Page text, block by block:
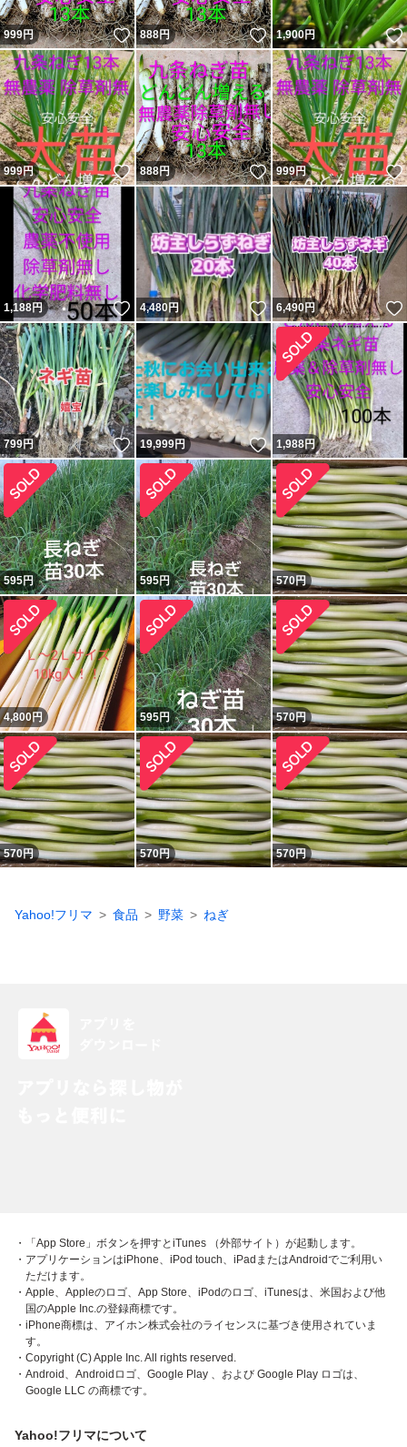
999円 いいね！
888円 いいね！
1,900円
999円 いいね！
888円 いいね！
999円
1,188円 いいね！
4,480円 いいね！
6,490円
799円 いいね！
19,999円 いいね！
1,988円
595円 595円 570円
4,800円 595円 570円
570円 570円 570円
Yahoo!フリマ 食品 野菜 ねぎ
・「App Store」ボタンを押すとiTunes （外部サイト）が起動します。
・アプリケーションはiPhone、iPod touch、iPadまたはAndroidでご利用い
ただけます。
・Apple、Appleのロゴ、App Store、iPodのロゴ、iTunesは、米国および他
国のApple Inc.の登録商標です。
・iPhone商標は、アイホン株式会社のライセンスに基づき使用されていま
す。
・Copyright (C) Apple Inc. All rights reserved.
・Android、Androidロゴ、Google Play 、および Google Play ロゴは、
Google LLC の商標です。
Yahoo!フリマについて